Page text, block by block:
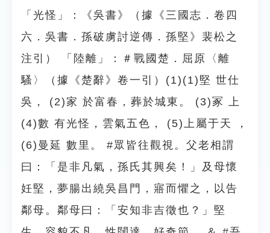
「光怪」：《吳書》（據《三國志．卷四
六．吳書．孫破虜討逆傳．孫堅》裴松之
注引） 「陸離」：＃戰國楚．屈原〈離
騷〉（據《楚辭》卷一引）(1)(1)堅 世仕
吳， (2)家 於富春，葬於城東。 (3)冢 上
(4)數 有光怪，雲氣五色， (5)上屬于天 ，
(6)曼延 數里。 #眾皆往觀視。父老相謂
曰：「是非凡氣，孫氏其興矣！」及母懷
妊堅，夢腸出繞吳昌門，寤而懼之，以告
鄰母。鄰母曰：「安知非吉徵也？」堅